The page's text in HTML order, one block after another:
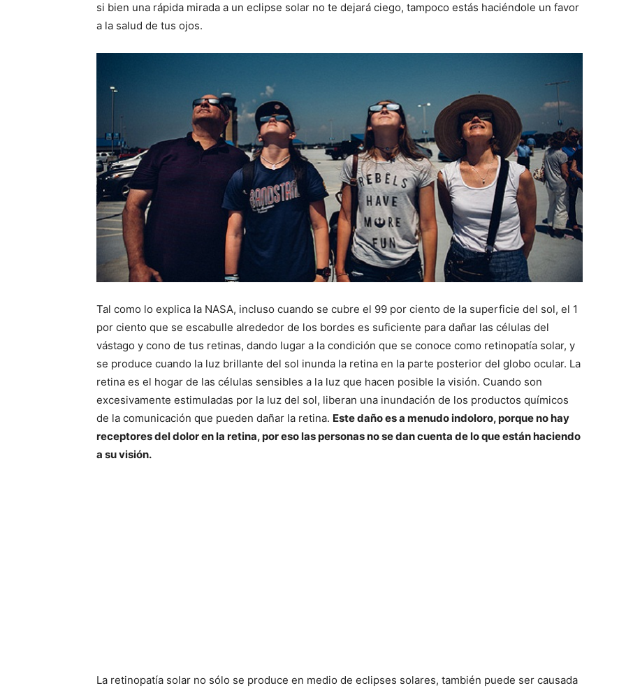
si bien una rápida mirada a un eclipse solar no te dejará ciego, tampoco estás haciéndole un favor
a la salud de tus ojos.
Tal como lo explica la NASA, incluso cuando se cubre el 99 por ciento de la superficie del sol, el 1
por ciento que se escabulle alrededor de los bordes es suficiente para dañar las células del
vástago y cono de tus retinas, dando lugar a la condición que se conoce como retinopatía solar, y
se produce cuando la luz brillante del sol inunda la retina en la parte posterior del globo ocular. La
retina es el hogar de las células sensibles a la luz que hacen posible la visión. Cuando son
excesivamente estimuladas por la luz del sol, liberan una inundación de los productos químicos
de la comunicación que pueden dañar la retina. Este daño es a menudo indoloro, porque no hay
receptores del dolor en la retina, por eso las personas no se dan cuenta de lo que están haciendo
a su visión.
La retinopatía solar no sólo se produce en medio de eclipses solares, también puede ser causada